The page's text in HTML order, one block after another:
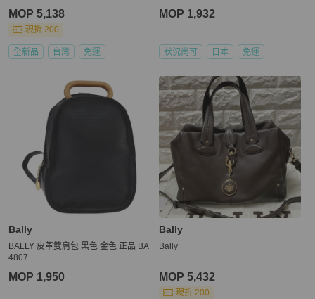
MOP 5,138
現折 200
全新品 台灣 免運
MOP 1,932
狀況尚可 日本 免運
Bally
BALLY 皮革雙肩包 黑色 金色 正品 BA
4807
MOP 1,950
Bally
Bally
MOP 5,432
現折 200